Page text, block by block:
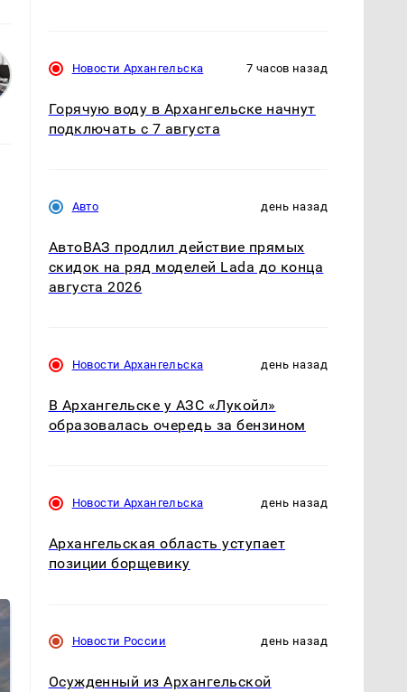
Новости Архангельска 7 часов назад
Горячую воду в Архангельске начнут
подключать с 7 августа
Авто день назад
АвтоВАЗ продлил действие прямых
скидок на ряд моделей Lada до конца
августа 2026
Новости Архангельска день назад
В Архангельске у АЗС «Лукойл»
образовалась очередь за бензином
Новости Архангельска день назад
Архангельская область уступает
позиции борщевику
Новости России день назад
Осужденный из Архангельской